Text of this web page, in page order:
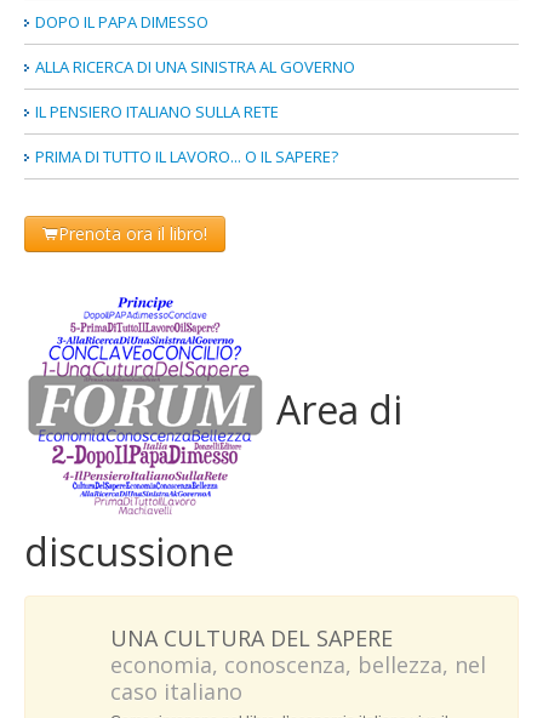
conversazioni con i testimoni
Giuseppe De Rita
Antonio Pizzinato
Paolo Sorbi
Claudio Martelli
Elenco totale dei Video
CRONOTOPI
mappature della storia
MAPPATURE DELLA STORIA
Istruzioni per l’uso
Elenco totale di foto e documenti
DOPO IL PAPA DIMESSO
ALLA RICERCA DI UNA SINISTRA AL GOVERNO
IL PENSIERO ITALIANO SULLA RETE
PRIMA DI TUTTO IL LAVORO... O IL SAPERE?
Prenota ora il libro!
Area di
discussione
UNA CULTURA DEL SAPERE
economia, conoscenza, bellezza, nel
caso italiano